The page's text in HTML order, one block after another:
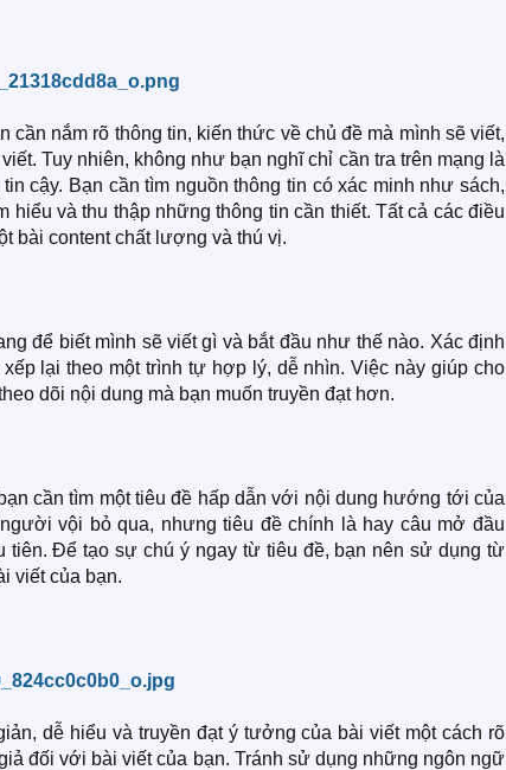
nắm rõ thông tin, kiến thức về chủ đề mà mình sẽ viết,
Tuy nhiên, không như bạn nghĩ chỉ cần tra trên mạng là
cậy. Bạn cần tìm nguồn thông tin có xác minh như sách,
và thu thập những thông tin cần thiết. Tất cả các điều
bài content chất lượng và thú vị.
để biết mình sẽ viết gì và bắt đầu như thế nào. Xác định
lại theo một trình tự hợp lý, dễ nhìn. Việc này giúp cho
dõi nội dung mà bạn muốn truyền đạt hơn.
cần tìm một tiêu đề hấp dẫn với nội dung hướng tới của
vội bỏ qua, nhưng tiêu đề chính là hay câu mở đầu
tiên. Để tạo sự chú ý ngay từ tiêu đề, bạn nên sử dụng từ
viết của bạn.
dễ hiểu và truyền đạt ý tưởng của bài viết một cách rõ
đối với bài viết của bạn. Tránh sử dụng những ngôn ngữ